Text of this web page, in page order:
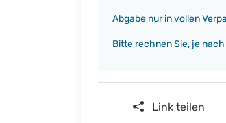
Abgabe nur in vollen
Bitte rechnen Sie, je
Link teilen